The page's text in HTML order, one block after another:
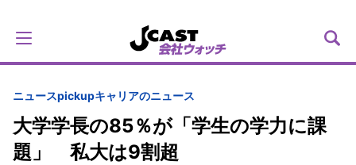
ニュースpickupキャリアのニュース
大学学長の85％が「学生の学力に課
題」 私大は9割超